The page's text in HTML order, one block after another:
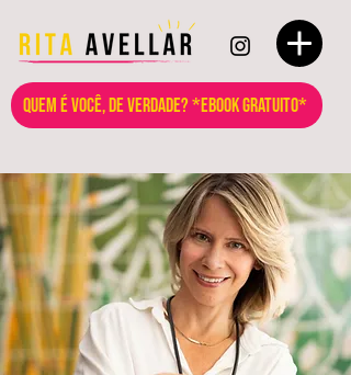
QUEM É VOCÊ, DE VERDADE? *EBOOK GRATUITO*